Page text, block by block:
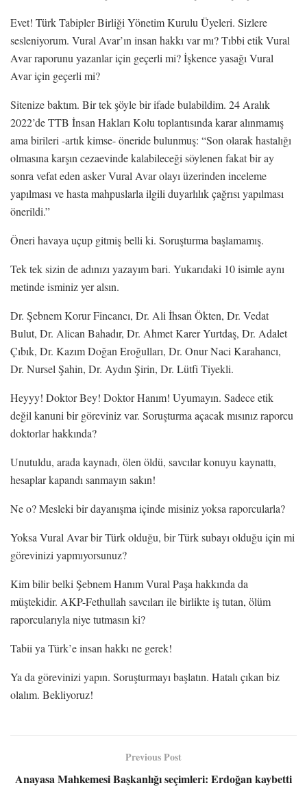
Evet! Türk Tabipler Birliği Yönetim Kurulu Üyeleri. Sizlere
sesleniyorum. Vural Avar’ın insan hakkı var mı? Tıbbi etik Vural
Avar raporunu yazanlar için geçerli mi? İşkence yasağı Vural
Avar için geçerli mi?
Sitenize baktım. Bir tek şöyle bir ifade bulabildim. 24 Aralık
2022’de TTB İnsan Hakları Kolu toplantısında karar alınmamış
ama birileri -artık kimse- öneride bulunmuş: “Son olarak hastalığı
olmasına karşın cezaevinde kalabileceği söylenen fakat bir ay
sonra vefat eden asker Vural Avar olayı üzerinden inceleme
yapılması ve hasta mahpuslarla ilgili duyarlılık çağrısı yapılması
önerildi.”
Öneri havaya uçup gitmiş belli ki. Soruşturma başlamamış.
Tek tek sizin de adınızı yazayım bari. Yukarıdaki 10 isimle aynı
metinde isminiz yer alsın.
Dr. Şebnem Korur Fincancı, Dr. Ali İhsan Ökten, Dr. Vedat
Bulut, Dr. Alican Bahadır, Dr. Ahmet Karer Yurtdaş, Dr. Adalet
Çıbık, Dr. Kazım Doğan Eroğulları, Dr. Onur Naci Karahancı,
Dr. Nursel Şahin, Dr. Aydın Şirin, Dr. Lütfi Tiyekli.
Heyyy! Doktor Bey! Doktor Hanım! Uyumayın. Sadece etik
değil kanuni bir göreviniz var. Soruşturma açacak mısınız raporcu
doktorlar hakkında?
Unutuldu, arada kaynadı, ölen öldü, savcılar konuyu kaynattı,
hesaplar kapandı sanmayın sakın!
Ne o? Mesleki bir dayanışma içinde misiniz yoksa raporcularla?
Yoksa Vural Avar bir Türk olduğu, bir Türk subayı olduğu için mi
görevinizi yapmıyorsunuz?
Kim bilir belki Şebnem Hanım Vural Paşa hakkında da
müştekidir. AKP-Fethullah savcıları ile birlikte iş tutan, ölüm
raporcularıyla niye tutmasın ki?
Tabii ya Türk’e insan hakkı ne gerek!
Ya da görevinizi yapın. Soruşturmayı başlatın. Hatalı çıkan biz
olalım. Bekliyoruz!
Previous Post
Anayasa Mahkemesi Başkanlığı seçimleri: Erdoğan kaybetti